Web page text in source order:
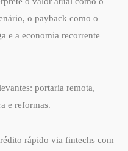
o payback como o
e a economia recorrente
portaria remota,
e reformas.
rápido via fintechs com